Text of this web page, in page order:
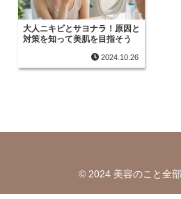
大人ニキビとサヨナラ！原因と
対策を知って美肌を目指そう
2024.10.26
© 2024 美容のこと全部